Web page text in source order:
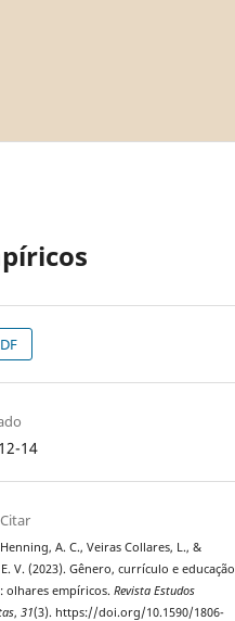
14
A. C., Veiras Collares, L., &
V. (2023). Gênero, currículo e educação
olhares empíricos.Revista Estudos
,31(3). https://doi.org/10.1590/1806-